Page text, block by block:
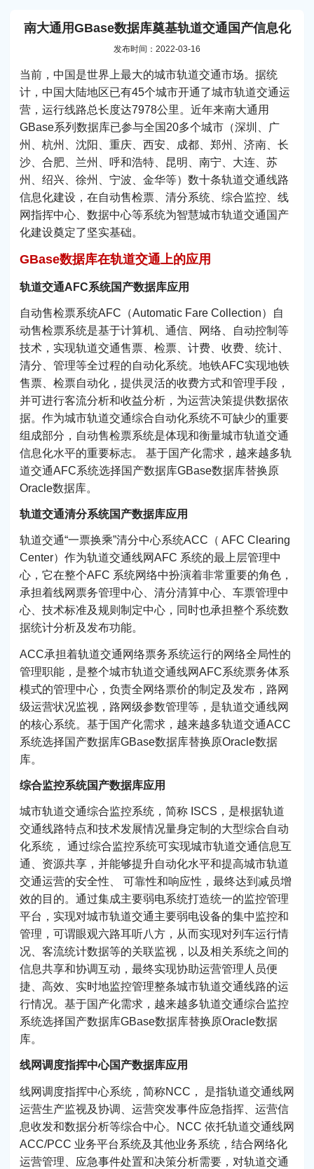
南大通用GBase数据库奠基轨道交通国产信息化
发布时间：2022-03-16
当前，中国是世界上最大的城市轨道交通市场。据统
计，中国大陆地区已有45个城市开通了城市轨道交通运
营，运行线路总长度达7978公里。近年来南大通用
GBase系列数据库已参与全国20多个城市（深圳、广
州、杭州、沈阳、重庆、西安、成都、郑州、济南、长
沙、合肥、兰州、呼和浩特、昆明、南宁、大连、苏
州、绍兴、徐州、宁波、金华等）数十条轨道交通线路
信息化建设，在自动售检票、清分系统、综合监控、线
网指挥中心、数据中心等系统为智慧城市轨道交通国产
化建设奠定了坚实基础。
GBase数据库在轨道交通上的应用
轨道交通AFC系统国产数据库应用
自动售检票系统AFC（Automatic Fare Collection）自
动售检票系统是基于计算机、通信、网络、自动控制等
技术，实现轨道交通售票、检票、计费、收费、统计、
清分、管理等全过程的自动化系统。地铁AFC实现地铁
售票、检票自动化，提供灵活的收费方式和管理手段，
并可进行客流分析和收益分析，为运营决策提供数据依
据。作为城市轨道交通综合自动化系统不可缺少的重要
组成部分，自动售检票系统是体现和衡量城市轨道交通
信息化水平的重要标志。 基于国产化需求，越来越多轨
道交通AFC系统选择国产数据库GBase数据库替换原
Oracle数据库。
轨道交通清分系统国产数据库应用
轨道交通“一票换乘”清分中心系统ACC（ AFC Clearing
Center）作为轨道交通线网AFC 系统的最上层管理中
心，它在整个AFC 系统网络中扮演着非常重要的角色，
承担着线网票务管理中心、清分清算中心、车票管理中
心、技术标准及规则制定中心，同时也承担整个系统数
据统计分析及发布功能。
ACC承担着轨道交通网络票务系统运行的网络全局性的
管理职能，是整个城市轨道交通线网AFC系统票务体系
模式的管理中心，负责全网络票价的制定及发布，路网
级运营状况监视，路网级参数管理等，是轨道交通线网
的核心系统。基于国产化需求，越来越多轨道交通ACC
系统选择国产数据库GBase数据库替换原Oracle数据
库。
综合监控系统国产数据库应用
城市轨道交通综合监控系统，简称 ISCS，是根据轨道
交通线路特点和技术发展情况量身定制的大型综合自动
化系统， 通过综合监控系统可实现城市轨道交通信息互
通、资源共享，并能够提升自动化水平和提高城市轨道
交通运营的安全性、 可靠性和响应性，最终达到减员增
效的目的。通过集成主要弱电系统打造统一的监控管理
平台，实现对城市轨道交通主要弱电设备的集中监控和
管理，可谓眼观六路耳听八方，从而实现对列车运行情
况、客流统计数据等的关联监视，以及相关系统之间的
信息共享和协调互动，最终实现协助运营管理人员便
捷、高效、实时地监控管理整条城市轨道交通线路的运
行情况。基于国产化需求，越来越多轨道交通综合监控
系统选择国产数据库GBase数据库替换原Oracle数据
库。
线网调度指挥中心国产数据库应用
线网调度指挥中心系统，简称NCC， 是指轨道交通线网
运营生产监视及协调、运营突发事件应急指挥、运营信
息收发和数据分析等综合中心。NCC 依托轨道交通线网
ACC/PCC 业务平台系统及其他业务系统，结合网络化
运营管理、应急事件处置和决策分析需要，对轨道交通